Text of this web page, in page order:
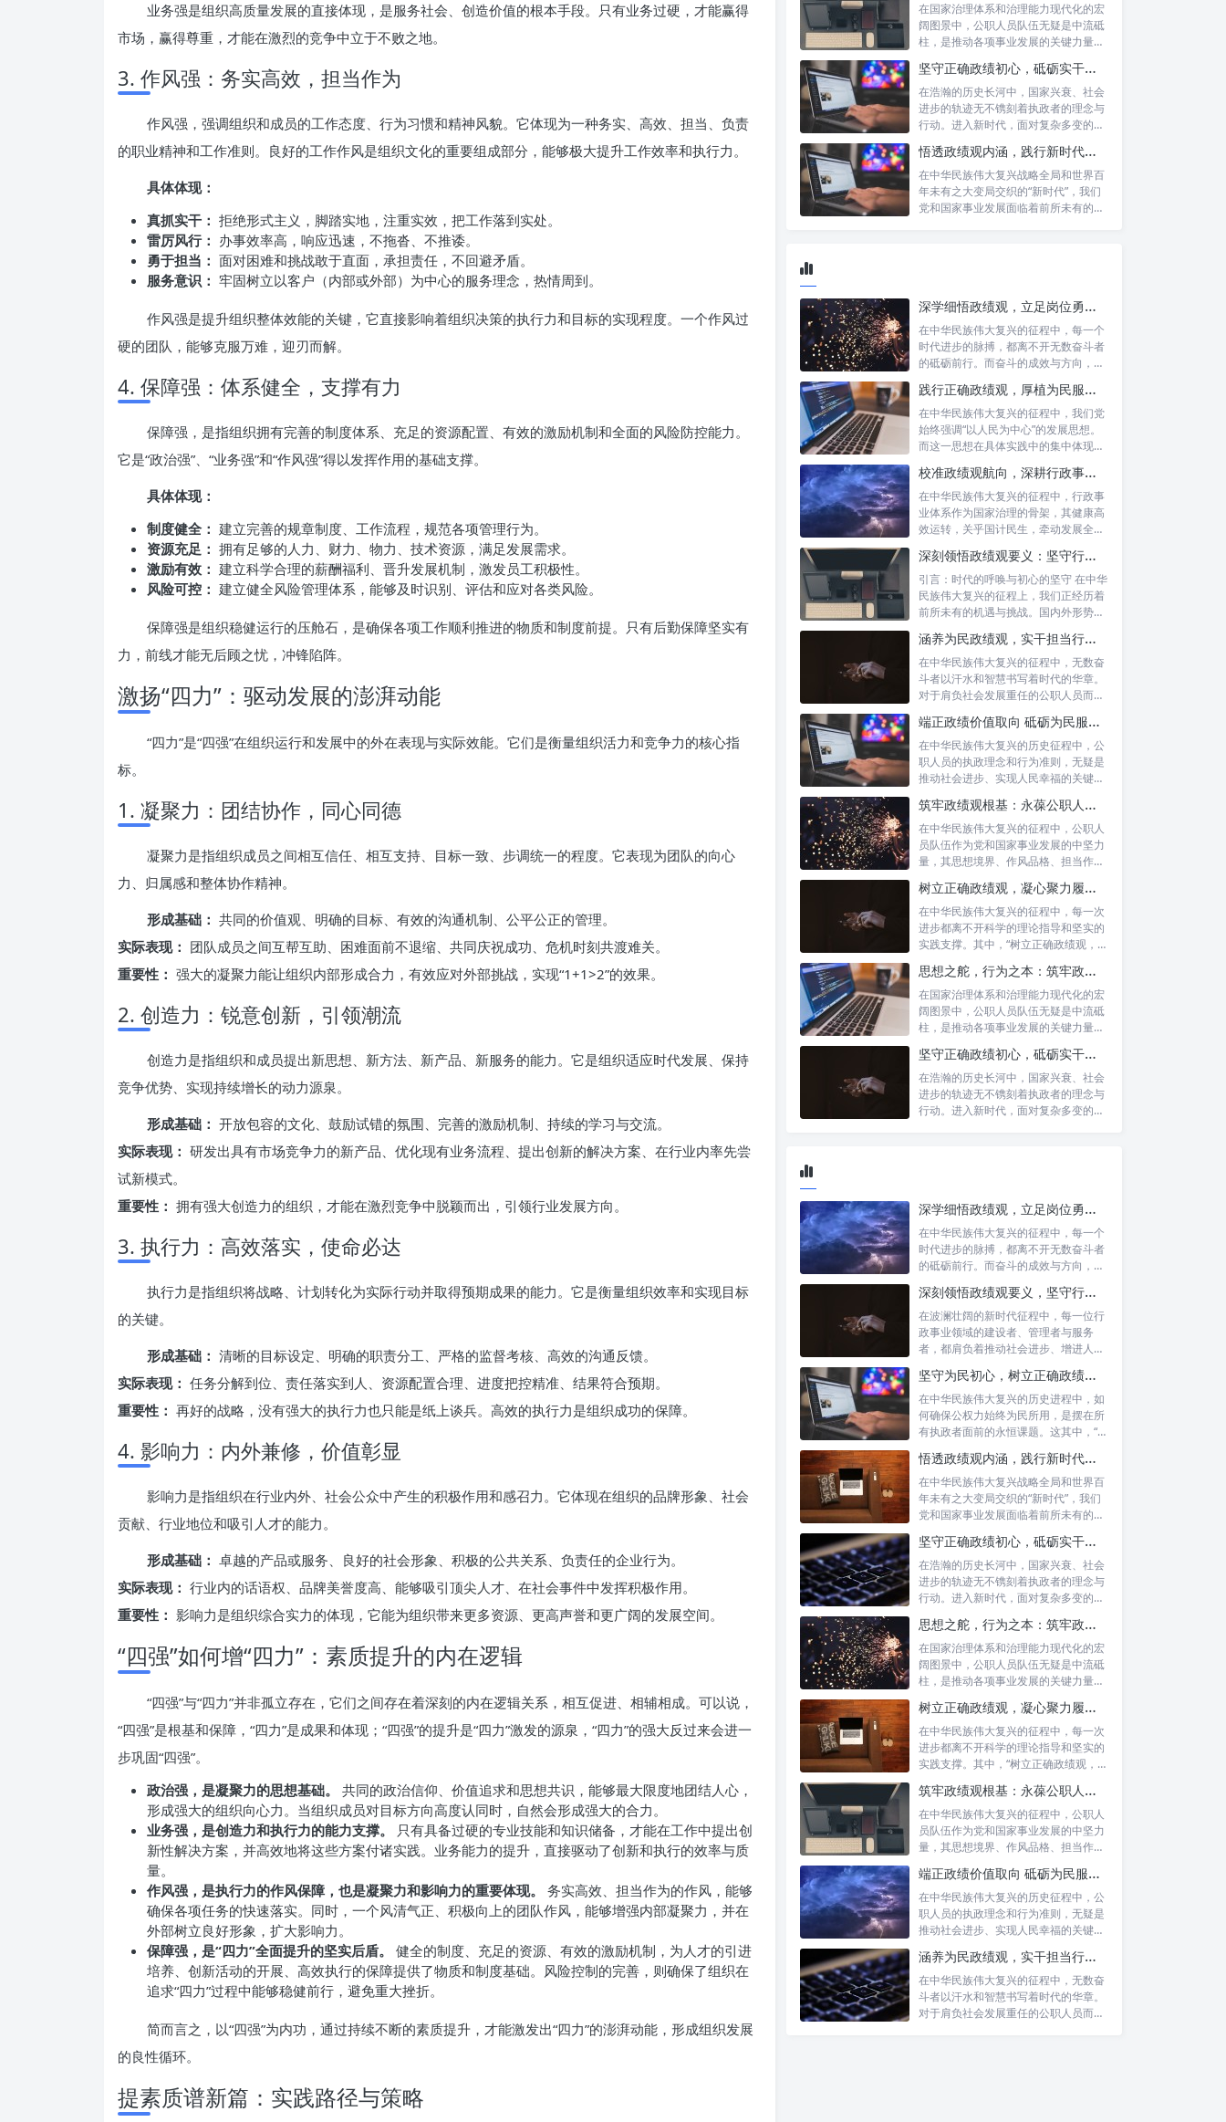
业务强是组织高质量发展的直接体现，是服务社会、创造价值的根本手段。只有业务过硬，才能赢得
市场，赢得尊重，才能在激烈的竞争中立于不败之地。
3. 作风强：务实高效，担当作为
作风强，强调组织和成员的工作态度、行为习惯和精神风貌。它体现为一种务实、高效、担当、负责
的职业精神和工作准则。良好的工作作风是组织文化的重要组成部分，能够极大提升工作效率和执行力。
具体体现：
真抓实干： 拒绝形式主义，脚踏实地，注重实效，把工作落到实处。
雷厉风行： 办事效率高，响应迅速，不拖沓、不推诿。
勇于担当： 面对困难和挑战敢于直面，承担责任，不回避矛盾。
服务意识： 牢固树立以客户（内部或外部）为中心的服务理念，热情周到。
作风强是提升组织整体效能的关键，它直接影响着组织决策的执行力和目标的实现程度。一个作风过
硬的团队，能够克服万难，迎刃而解。
4. 保障强：体系健全，支撑有力
保障强，是指组织拥有完善的制度体系、充足的资源配置、有效的激励机制和全面的风险防控能力。
它是“政治强”、“业务强”和“作风强”得以发挥作用的基础支撑。
具体体现：
制度健全： 建立完善的规章制度、工作流程，规范各项管理行为。
资源充足： 拥有足够的人力、财力、物力、技术资源，满足发展需求。
激励有效： 建立科学合理的薪酬福利、晋升发展机制，激发员工积极性。
风险可控： 建立健全风险管理体系，能够及时识别、评估和应对各类风险。
保障强是组织稳健运行的压舱石，是确保各项工作顺利推进的物质和制度前提。只有后勤保障坚实有
力，前线才能无后顾之忧，冲锋陷阵。
激扬“四力”：驱动发展的澎湃动能
“四力”是“四强”在组织运行和发展中的外在表现与实际效能。它们是衡量组织活力和竞争力的核心指
标。
1. 凝聚力：团结协作，同心同德
凝聚力是指组织成员之间相互信任、相互支持、目标一致、步调统一的程度。它表现为团队的向心
力、归属感和整体协作精神。
形成基础： 共同的价值观、明确的目标、有效的沟通机制、公平公正的管理。
实际表现： 团队成员之间互帮互助、困难面前不退缩、共同庆祝成功、危机时刻共渡难关。
重要性： 强大的凝聚力能让组织内部形成合力，有效应对外部挑战，实现“1+1>2”的效果。
2. 创造力：锐意创新，引领潮流
创造力是指组织和成员提出新思想、新方法、新产品、新服务的能力。它是组织适应时代发展、保持
竞争优势、实现持续增长的动力源泉。
形成基础： 开放包容的文化、鼓励试错的氛围、完善的激励机制、持续的学习与交流。
实际表现： 研发出具有市场竞争力的新产品、优化现有业务流程、提出创新的解决方案、在行业内率先尝
试新模式。
重要性： 拥有强大创造力的组织，才能在激烈竞争中脱颖而出，引领行业发展方向。
3. 执行力：高效落实，使命必达
执行力是指组织将战略、计划转化为实际行动并取得预期成果的能力。它是衡量组织效率和实现目标
的关键。
形成基础： 清晰的目标设定、明确的职责分工、严格的监督考核、高效的沟通反馈。
实际表现： 任务分解到位、责任落实到人、资源配置合理、进度把控精准、结果符合预期。
重要性： 再好的战略，没有强大的执行力也只能是纸上谈兵。高效的执行力是组织成功的保障。
4. 影响力：内外兼修，价值彰显
影响力是指组织在行业内外、社会公众中产生的积极作用和感召力。它体现在组织的品牌形象、社会
贡献、行业地位和吸引人才的能力。
形成基础： 卓越的产品或服务、良好的社会形象、积极的公共关系、负责任的企业行为。
实际表现： 行业内的话语权、品牌美誉度高、能够吸引顶尖人才、在社会事件中发挥积极作用。
重要性： 影响力是组织综合实力的体现，它能为组织带来更多资源、更高声誉和更广阔的发展空间。
“四强”如何增“四力”：素质提升的内在逻辑
“四强”与“四力”并非孤立存在，它们之间存在着深刻的内在逻辑关系，相互促进、相辅相成。可以说，
“四强”是根基和保障，“四力”是成果和体现；“四强”的提升是“四力”激发的源泉，“四力”的强大反过来会进一
步巩固“四强”。
政治强，是凝聚力的思想基础。
共同的政治信仰、价值追求和思想共识，能够最大限度地团结人心，
形成强大的组织向心力。当组织成员对目标方向高度认同时，自然会形成强大的合力。
业务强，是创造力和执行力的能力支撑。
只有具备过硬的专业技能和知识储备，才能在工作中提出创
新性解决方案，并高效地将这些方案付诸实践。业务能力的提升，直接驱动了创新和执行的效率与质
量。
作风强，是执行力的作风保障，也是凝聚力和影响力的重要体现。
务实高效、担当作为的作风，能够
确保各项任务的快速落实。同时，一个风清气正、积极向上的团队作风，能够增强内部凝聚力，并在
外部树立良好形象，扩大影响力。
保障强，是“四力”全面提升的坚实后盾。
健全的制度、充足的资源、有效的激励机制，为人才的引进
培养、创新活动的开展、高效执行的保障提供了物质和制度基础。风险控制的完善，则确保了组织在
追求“四力”过程中能够稳健前行，避免重大挫折。
简而言之，以“四强”为内功，通过持续不断的素质提升，才能激发出“四力”的澎湃动能，形成组织发展
的良性循环。
提素质谱新篇：实践路径与策略
在国家治理体系和治理能力现代化的宏
阔图景中，公职人员队伍无疑是中流砥
柱，是推动各项事业发展的关键力量。
坚守正确政绩初心，砥砺实干担当精神：新时代高质量发展的核心引擎
在浩瀚的历史长河中，国家兴衰、社会
进步的轨迹无不镌刻着执政者的理念与
行动。进入新时代，面对复杂多变的国
悟透政绩观内涵，践行新时代使命：书写高质量发展的时代答卷
在中华民族伟大复兴战略全局和世界百
年未有之大变局交织的“新时代”，我们
党和国家事业发展面临着前所未有的机
深学细悟政绩观，立足岗位勇争先：新时代奋斗者的思想指引与实践航标
在中华民族伟大复兴的征程中，每一个
时代进步的脉搏，都离不开无数奋斗者
的砥砺前行。而奋斗的成效与方向，又
践行正确政绩观，厚植为民服务根基：迈向高质量发展的根本遵循
在中华民族伟大复兴的征程中，我们党
始终强调“以人民为中心”的发展思想。
而这一思想在具体实践中的集中体现，
校准政绩观航向，深耕行政事业本职：新时代高质量发展的双重 imperative
在中华民族伟大复兴的征程中，行政事
业体系作为国家治理的骨架，其健康高
效运转，关乎国计民生，牵动发展全
深刻领悟政绩观要义：坚守行政事业初心，绘就为民服务新篇章
引言：时代的呼唤与初心的坚守 在中华
民族伟大复兴的征程上，我们正经历着
前所未有的机遇与挑战。国内外形势复
涵养为民政绩观，实干担当行稳致远：新时代公仆的价值坐标与实践航向
在中华民族伟大复兴的征程中，无数奋
斗者以汗水和智慧书写着时代的华章。
对于肩负社会发展重任的公职人员而
端正政绩价值取向 砥砺为民服务初心：新时代公仆的责任与担当
在中华民族伟大复兴的历史征程中，公
职人员的执政理念和行为准则，无疑是
推动社会进步、实现人民幸福的关键所
筑牢政绩观根基：永葆公职人员本色的时代考量与实践路径
在中华民族伟大复兴的征程中，公职人
员队伍作为党和国家事业发展的中坚力
量，其思想境界、作风品格、担当作为
树立正确政绩观，凝心聚力履职尽责：新时代下的治理智慧与实践路径
在中华民族伟大复兴的征程中，每一次
进步都离不开科学的理论指导和坚实的
实践支撑。其中，“树立正确政绩观，凝
思想之舵，行为之本：筑牢政绩观根基，永葆公职人员本色
在国家治理体系和治理能力现代化的宏
阔图景中，公职人员队伍无疑是中流砥
柱，是推动各项事业发展的关键力量。
坚守正确政绩初心，砥砺实干担当精神：新时代高质量发展的核心引擎
在浩瀚的历史长河中，国家兴衰、社会
进步的轨迹无不镌刻着执政者的理念与
行动。进入新时代，面对复杂多变的国
深学细悟政绩观，立足岗位勇争先：新时代奋斗者的思想指引与实践航标
在中华民族伟大复兴的征程中，每一个
时代进步的脉搏，都离不开无数奋斗者
的砥砺前行。而奋斗的成效与方向，又
深刻领悟政绩观要义，坚守行政事业初心：新时代公仆的责任与担当
在波澜壮阔的新时代征程中，每一位行
政事业领域的建设者、管理者与服务
者，都肩负着推动社会进步、增进人民
坚守为民初心，树立正确政绩观念：以人民为中心的治理之道
在中华民族伟大复兴的历史进程中，如
何确保公权力始终为民所用，是摆在所
有执政者面前的永恒课题。这其中，“坚
悟透政绩观内涵，践行新时代使命：书写高质量发展的时代答卷
在中华民族伟大复兴战略全局和世界百
年未有之大变局交织的“新时代”，我们
党和国家事业发展面临着前所未有的机
坚守正确政绩初心，砥砺实干担当精神：新时代高质量发展的核心引擎
在浩瀚的历史长河中，国家兴衰、社会
进步的轨迹无不镌刻着执政者的理念与
行动。进入新时代，面对复杂多变的国
思想之舵，行为之本：筑牢政绩观根基，永葆公职人员本色
在国家治理体系和治理能力现代化的宏
阔图景中，公职人员队伍无疑是中流砥
柱，是推动各项事业发展的关键力量。
树立正确政绩观，凝心聚力履职尽责：新时代下的治理智慧与实践路径
在中华民族伟大复兴的征程中，每一次
进步都离不开科学的理论指导和坚实的
实践支撑。其中，“树立正确政绩观，凝
筑牢政绩观根基：永葆公职人员本色的时代考量与实践路径
在中华民族伟大复兴的征程中，公职人
员队伍作为党和国家事业发展的中坚力
量，其思想境界、作风品格、担当作为
端正政绩价值取向 砥砺为民服务初心：新时代公仆的责任与担当
在中华民族伟大复兴的历史征程中，公
职人员的执政理念和行为准则，无疑是
推动社会进步、实现人民幸福的关键所
涵养为民政绩观，实干担当行稳致远：新时代公仆的价值坐标与实践航向
在中华民族伟大复兴的征程中，无数奋
斗者以汗水和智慧书写着时代的华章。
对于肩负社会发展重任的公职人员而